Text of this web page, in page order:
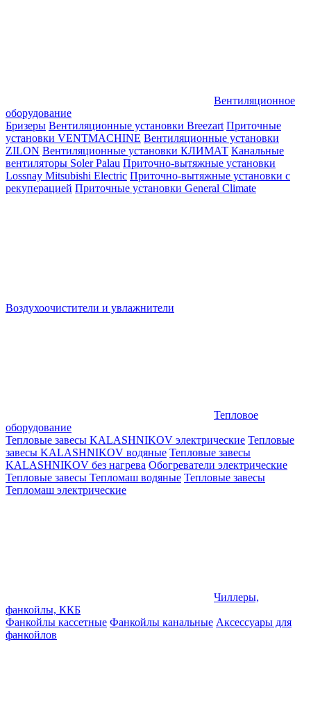
Вентиляционное
оборудование
Бризеры Вентиляционные установки Breezart Приточные
установки VENTMACHINE Вентиляционные установки
ZILON Вентиляционные установки КЛИМАТ Канальные
вентиляторы Soler Palau Приточно-вытяжные установки
Lossnay Mitsubishi Electric Приточно-вытяжные установки с
рекуперацией Приточные установки General Climate
Воздухоочистители и увлажнители
Тепловое
оборудование
Тепловые завесы KALASHNIKOV электрические Тепловые
завесы KALASHNIKOV водяные Тепловые завесы
KALASHNIKOV без нагрева Обогреватели электрические
Тепловые завесы Тепломаш водяные Тепловые завесы
Тепломаш электрические
Чиллеры,
фанкойлы, ККБ
Фанкойлы кассетные Фанкойлы канальные Аксессуары для
фанкойлов